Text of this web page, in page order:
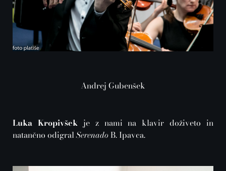
Andrej Gubenšek
Luka Kropivšekje z nami na klavir doživeto in
natančno odigralSerenadoB. Ipavca.